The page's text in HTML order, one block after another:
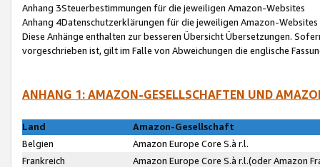
Anhang 3Steuerbestimmungen für die jeweiligen Amazon-Websites
Anhang 4Datenschutzerklärungen für die jeweiligen Amazon-Websites
Diese Anhänge enthalten zur besseren Übersicht Übersetzungen.
vorgeschrieben ist, gilt im Falle von Abweichungen die englische
ANHANG 1: AMAZON-GESELLSCHAFTEN UND
Land
Amazon-Gesellschaft
Belgien
Amazon Europe Core S.à r.l.
Frankreich
Amazon Europe Core S.à r.l.(oder Amazon